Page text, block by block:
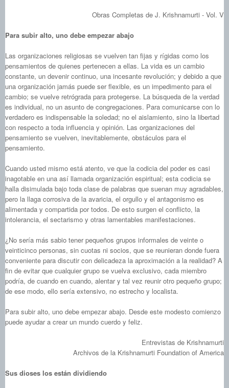
Obras Completas de J. Krishnamurti - Vol. V
Para subir alto, uno debe empezar abajo
Las organizaciones religiosas se vuelven tan fijas y rígidas como los
pensamientos de quienes pertenecen a ellas. La vida es un cambio
constante, un devenir continuo, una incesante revolución; y debido a que
una organización jamás puede ser flexible, es un impedimento para el
cambio; se vuelve retrógrada para protegerse. La búsqueda de la verdad
es individual, no un asunto de congregaciones. Para comunicarse con lo
verdadero es indispensable la soledad; no el aislamiento, sino la libertad
con respecto a toda influencia y opinión. Las organizaciones del
pensamiento se vuelven, inevitablemente, obstáculos para el
pensamiento.
Cuando usted mismo está atento, ve que la codicia del poder es casi
inagotable en una así llamada organización espiritual; esta codicia se
halla disimulada bajo toda clase de palabras que suenan muy agradables,
pero la llaga corrosiva de la avaricia, el orgullo y el antagonismo es
alimentada y compartida por todos. De esto surgen el conflicto, la
intolerancia, el sectarismo y otras lamentables manifestaciones.
¿No sería más sabio tener pequeños grupos informales de veinte o
veinticinco personas, sin cuotas ni socios, que se reunieran donde fuera
conveniente para discutir con delicadeza la aproximación a la realidad? A
fin de evitar que cualquier grupo se vuelva exclusivo, cada miembro
podría, de cuando en cuando, alentar y tal vez reunir otro pequeño grupo;
de ese modo, ello sería extensivo, no estrecho y localista.
Para subir alto, uno debe empezar abajo. Desde este modesto comienzo
puede ayudar a crear un mundo cuerdo y feliz.
Entrevistas de Krishnamurti
Archivos de la Krishnamurti Foundation of America
Sus dioses los están dividiendo